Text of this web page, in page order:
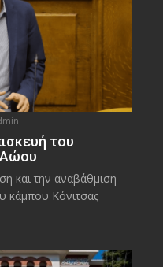
του
Αώου
και την αναβάθμιση
κάμπου Κόνιτσας